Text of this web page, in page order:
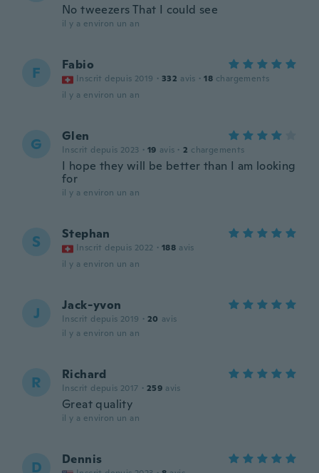
No tweezers That I could see
il y a environ un an
F Fabio
Inscrit depuis 2019 · 332 avis · 18 chargements
il y a environ un an
G Glen
Inscrit depuis 2023 · 19 avis · 2 chargements
I hope they will be better than I am looking
for
il y a environ un an
S Stephan
Inscrit depuis 2022 · 188 avis
il y a environ un an
J Jack-yvon
Inscrit depuis 2019 · 20 avis
il y a environ un an
R Richard
Inscrit depuis 2017 · 259 avis
Great quality
il y a environ un an
D Dennis